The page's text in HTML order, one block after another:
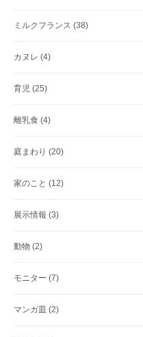
ミルクフランス (38)
カヌレ (4)
育児 (25)
離乳食 (4)
庭まわり (20)
家のこと (12)
展示情報 (3)
動物 (2)
モニター (7)
マンガ皿 (2)